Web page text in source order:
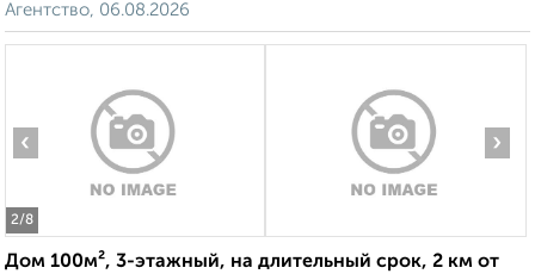
Агентство, 06.08.2026
2/8
‹ ›
Дом 100м², 3-этажный, на длительный срок, 2 км от